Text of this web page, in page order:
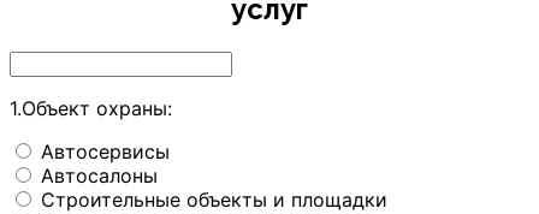
услуг
1.Объект охраны:
Автосервисы
Автосалоны
Строительные объекты и площадки